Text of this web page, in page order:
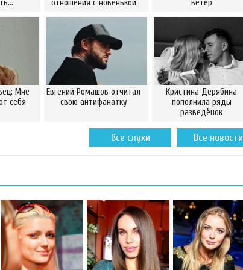
отношения с новенькой ветер
Мне
себя
Евгений Ромашов отчитал
свою антифанатку
Кристина Дерябина
пополнила ряды
разведёнок
Все новости
Все слухи